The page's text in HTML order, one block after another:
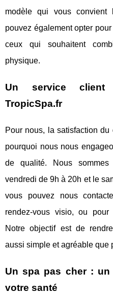
modèle qui vous
pouvez également opter
ceux qui souhaitent
physique.
Un service
TropicSpa.fr
Pour nous, la satisfaction
pourquoi nous nous
de qualité. Nous
vendredi de 9h à 20h et le
vous pouvez nous
rendez-vous visio, ou pour
Notre objectif est de
aussi simple et agréable que
Un spa pas cher :
votre santé